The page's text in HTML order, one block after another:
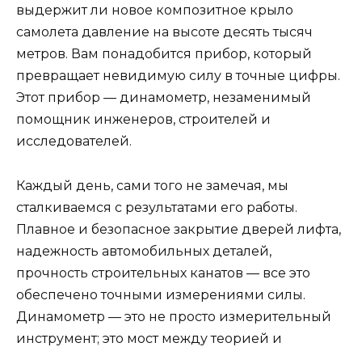
выдержит ли новое композитное крыло
самолета давление на высоте десять тысяч
метров. Вам понадобится прибор, который
превращает невидимую силу в точные цифры.
Этот прибор — динамометр, незаменимый
помощник инженеров, строителей и
исследователей.
Каждый день, сами того не замечая, мы
сталкиваемся с результатами его работы.
Плавное и безопасное закрытие дверей лифта,
надежность автомобильных деталей,
прочность строительных канатов — все это
обеспечено точными измерениями силы.
Динамометр — это не просто измерительный
инструмент; это мост между теорией и